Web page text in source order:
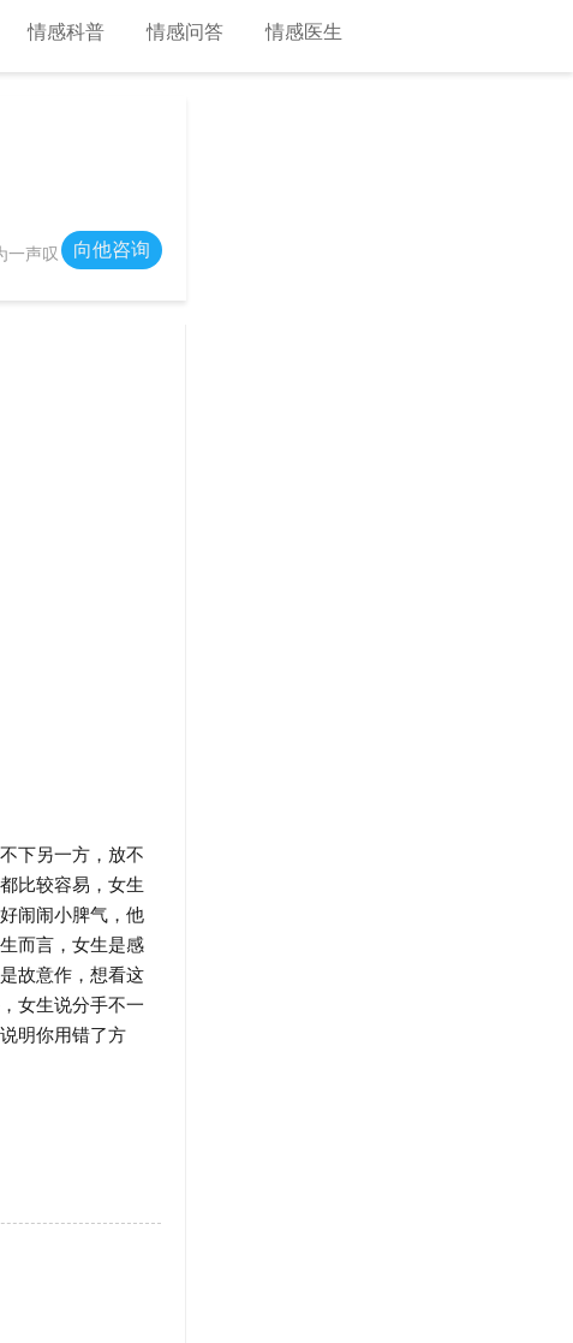
情感科普 情感问答 情感医生
一声叹
向他咨询
下另一方，放不
比较容易，女生
闹闹小脾气，他
而言，女生是感
故意作，想看这
女生说分手不一
明你用错了方